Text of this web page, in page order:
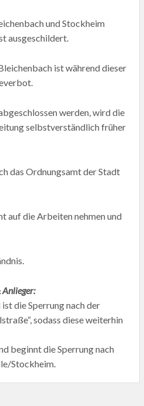
und Stockheim
ausgeschildert.
ist während dieser
werden, wird die
selbstverständlich früher
das Ordnungsamt der Stadt
auf die Arbeiten nehmen und
die Sperrung nach der
sodass diese weiterhin
beginnt die Sperrung nach
Stockheim.